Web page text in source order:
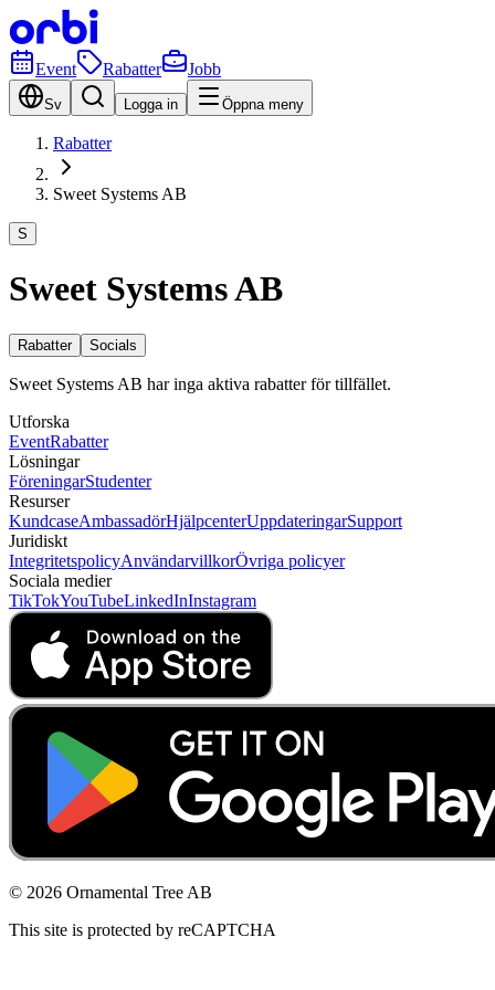
Event Rabatter Jobb
Sv Logga in Öppna meny
Rabatter
Sweet Systems AB
S
Sweet Systems AB
Rabatter Socials
Sweet Systems AB har inga aktiva rabatter för tillfället.
Utforska
EventRabatter
Lösningar
FöreningarStudenter
Resurser
KundcaseAmbassadörHjälpcenterUppdateringarSupport
Juridiskt
IntegritetspolicyAnvändarvillkorÖvriga policyer
Sociala medier
TikTokYouTubeLinkedInInstagram
© 2026 Ornamental Tree AB
This site is protected by reCAPTCHA